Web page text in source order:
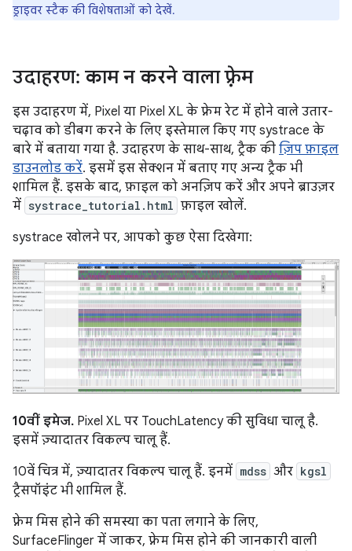
ड्राइवर स्टैक की विशेषताओं को देखें.
उदाहरण: काम न करने वाला फ़्रेम
इस उदाहरण में, Pixel या Pixel XL के फ़्रेम रेट में होने वाले उतार-
चढ़ाव को डीबग करने के लिए इस्तेमाल किए गए systrace के
बारे में बताया गया है. उदाहरण के साथ-साथ, ट्रैक की ज़िप फ़ाइल
डाउनलोड करें. इसमें इस सेक्शन में बताए गए अन्य ट्रैक भी
शामिल हैं. इसके बाद, फ़ाइल को अनज़िप करें और अपने ब्राउज़र
में systrace_tutorial.html फ़ाइल खोलें.
systrace खोलने पर, आपको कुछ ऐसा दिखेगा:
10वीं इमेज. Pixel XL पर TouchLatency की सुविधा चालू है.
इसमें ज़्यादातर विकल्प चालू हैं.
10वें चित्र में, ज़्यादातर विकल्प चालू हैं. इनमें mdss और kgsl
ट्रैसपॉइंट भी शामिल हैं.
फ़्रेम मिस होने की समस्या का पता लगाने के लिए,
SurfaceFlinger में जाकर, फ़्रेम मिस होने की जानकारी वाली